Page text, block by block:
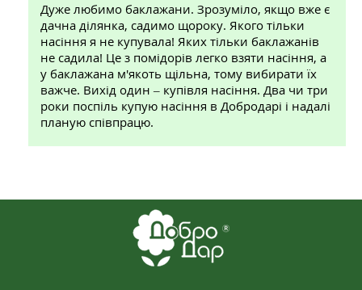
Дуже любимо баклажани. Зрозуміло, якщо вже є
дачна ділянка, садимо щороку. Якого тільки
насіння я не купувала! Яких тільки баклажанів
не садила! Це з помідорів легко взяти насіння, а
у баклажана м'якоть щільна, тому вибирати їх
важче. Вихід один – купівля насіння. Два чи три
роки поспіль купую насіння в Добродарі і надалі
планую співпрацю.
Жодне з 6 насінин за 3 тижні не взійшло(